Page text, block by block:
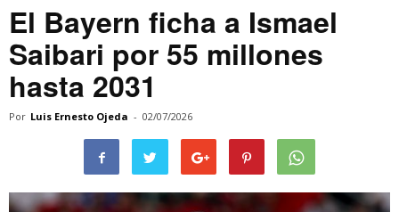
El Bayern ficha a Ismael
Saibari por 55 millones
hasta 2031
Por Luis Ernesto Ojeda - 02/07/2026